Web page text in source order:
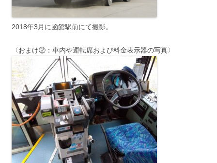
2018年3月に函館駅前にて撮影。
〈おまけ②：車内や運転席および料金表示器の写真〉